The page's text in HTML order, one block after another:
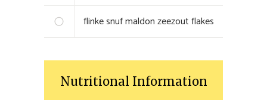
flinke snufmaldon zeezout flakes
Nutritional Information